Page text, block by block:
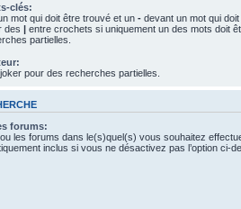
clés:
mot qui doit être trouvé et un - devant un mot qui
des | entre crochets si uniquement un des mots doit
partielles.
pour des recherches partielles.
forums:
les forums dans le(s)quel(s) vous souhaitez
inclus si vous ne désactivez pas l’option ci-